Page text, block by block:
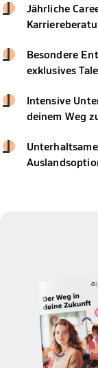
Jährliche
Besondere
exklusives
Intensive
deinem Weg